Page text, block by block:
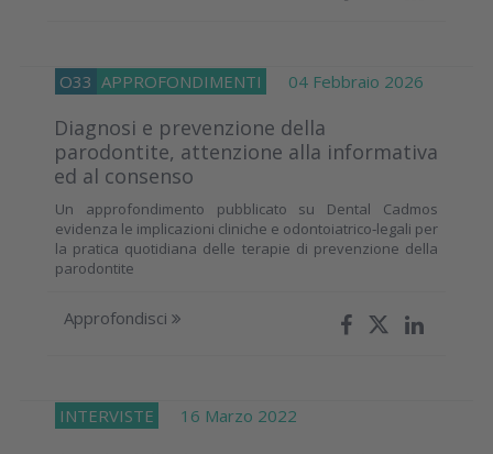
O33 APPROFONDIMENTI 04 Febbraio 2026
Diagnosi e prevenzione della
parodontite, attenzione alla informativa
ed al consenso
Un approfondimento pubblicato su Dental Cadmos
evidenza le implicazioni cliniche e odontoiatrico‑legali per
la pratica quotidiana delle terapie di prevenzione della
parodontite
Approfondisci
INTERVISTE 16 Marzo 2022